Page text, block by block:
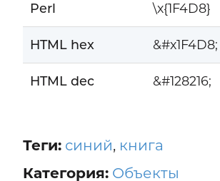
Perl \x{1F4D8}
HTML hex &#x1F4D8;
HTML dec &#128216;
Теги: синий, книга
Категория: Объекты